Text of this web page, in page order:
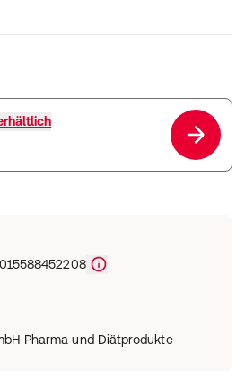
Pharma und Diätprodukte